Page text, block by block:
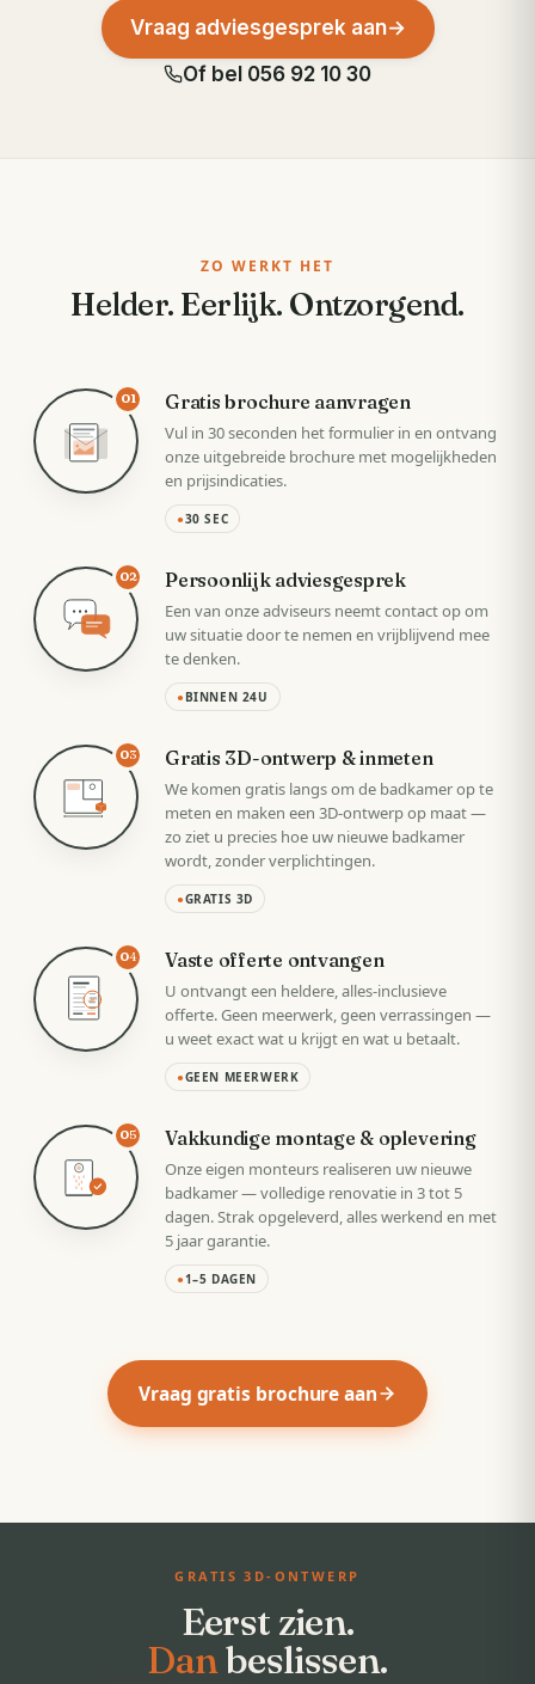
Vraag adviesgesprek aan→
Of bel 056 92 10 30
ZO WERKT HET
Helder. Eerlijk. Ontzorgend.
01 Gratis brochure aanvragen
Vul in 30 seconden het formulier in en ontvang
onze uitgebreide brochure met mogelijkheden
en prijsindicaties.
●30 SEC
02 Persoonlijk adviesgesprek
Een van onze adviseurs neemt contact op om
uw situatie door te nemen en vrijblijvend mee
te denken.
● BINNEN 24U
03 Gratis 3D-ontwerp & inmeten
We komen gratis langs om de badkamer op te
meten en maken een 3D-ontwerp op maat —
zo ziet u precies hoe uw nieuwe badkamer
wordt, zonder verplichtingen.
●GRATIS 3D
VAST
04 Vaste offerte ontvangen
U ontvangt een heldere, alles-inclusieve
offerte. Geen meerwerk, geen verrassingen —
u weet exact wat u krijgt en wat u betaalt.
●GEEN MEERWERK
05 Vakkundige montage & oplevering
Onze eigen monteurs realiseren uw nieuwe
badkamer — volledige renovatie in 3 tot 5
dagen. Strak opgeleverd, alles werkend en met
5 jaar garantie.
●1–5 DAGEN
Vraag gratis brochure aan
GRATIS 3D-ONTWERP
Eerst zien.
Danbeslissen.